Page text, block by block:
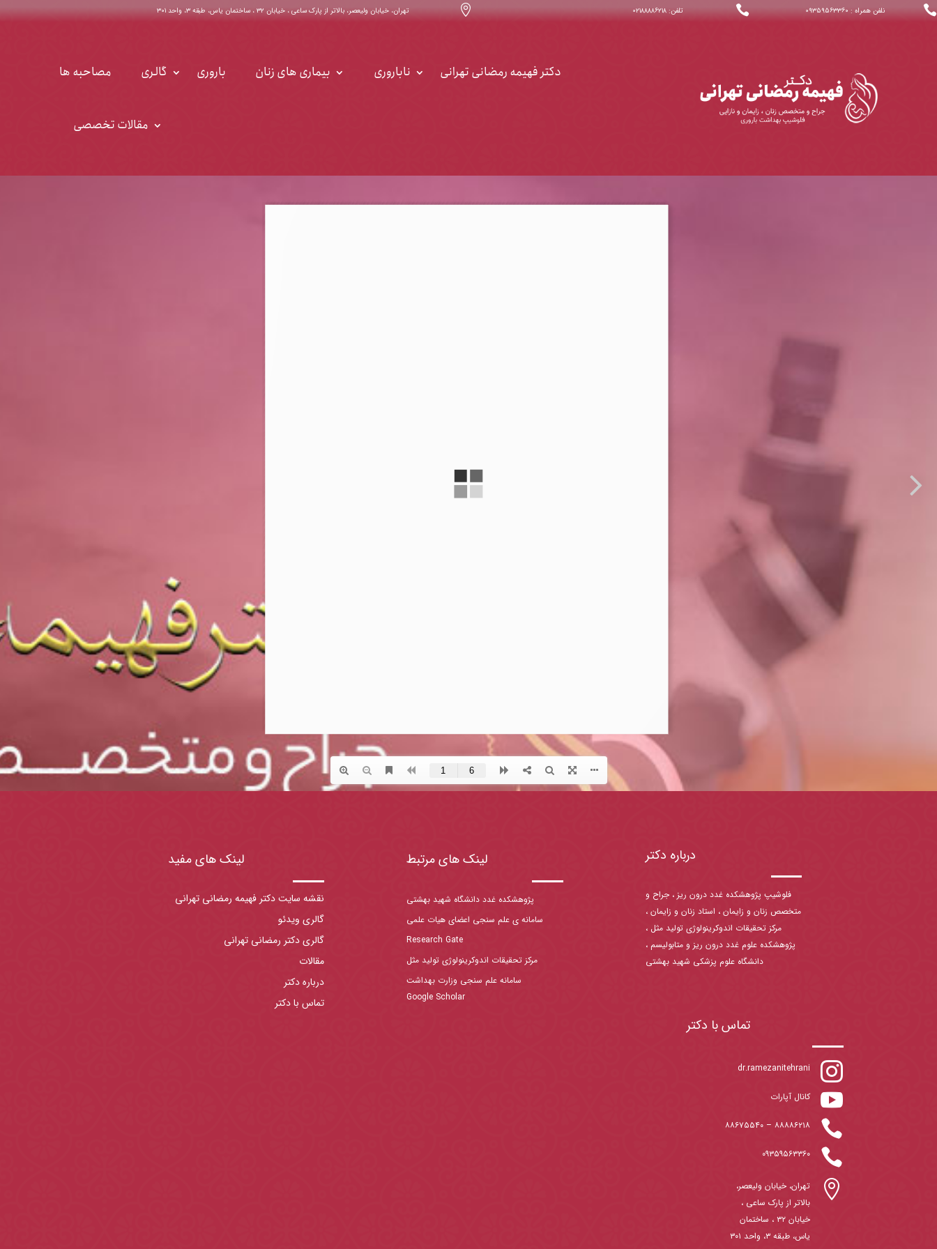
 تهران، خیابان ولیعصر، بالاتر از پارک ساعی ، خیابان ۳۲ ، ساختمان یاس، طبقه ۳، واحد ۳۰۱  تلفن: ۰۲۱۸۸۸۸۶۲۱۸  نلفن همراه : ۰۹۳۵۹۵۶۳۳۶۰
دکتر فهیمه رمضانی تهرانی ناباروری بیماری های زنان باروری گالری مصاحبه ها
مقالات تخصصی
درباره دکتر
فلوشیپ پژوهشکده غدد درون ریز ، جراح و
متخصص زنان و زایمان ، استاد زنان و زایمان ،
مرکز تحقیقات اندوکرینولوژی تولید مثل ،
پژوهشکده علوم غدد درون ریز و متابولیسم ،
دانشگاه علوم پزشکی شهید بهشتی
لینک های مرتبط
پژوهشکده غدد دانشگاه شهید بهشتی
سامانه ی علم سنجی اعضای هیات علمی
Research Gate
مرکز تحقیقات اندوکرینولوژی تولید مثل
سامانه علم سنجی وزارت بهداشت
Google Scholar
لینک های مفید
نقشه سایت دکتر فهیمه رمضانی تهرانی
گالری ویدئو
گالری دکتر رمضانی تهرانی
مقالات
درباره دکتر
تماس با دکتر
تماس با دکتر

dr.ramezanitehrani
 کانال آپارات
 ۸۸۸۸۶۲۱۸– ۸۸۶۷۵۵۴۰
 ۰۹۳۵۹۵۶۳۳۶۰

تهران، خیابان ولیعصر،
بالاتر از پارک ساعی ،
خیابان ۳۲ ، ساختمان
یاس، طبقه ۳، واحد ۳۰۱